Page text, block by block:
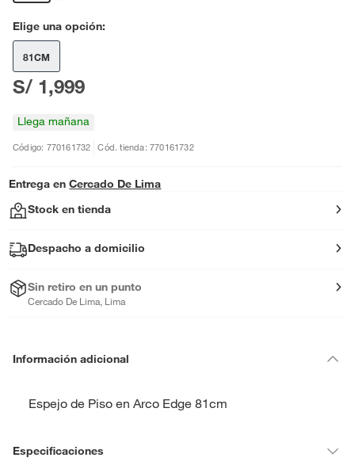
Elige una opción:
81CM
S/ 1,999
Llega mañana
Código: 770161732 Cód. tienda: 770161732
Entrega en Cercado De Lima
Stock en tienda
Despacho a domicilio
Sin retiro en un punto
Cercado De Lima, Lima
Información adicional
Espejo de Piso en Arco Edge 81cm
Especificaciones